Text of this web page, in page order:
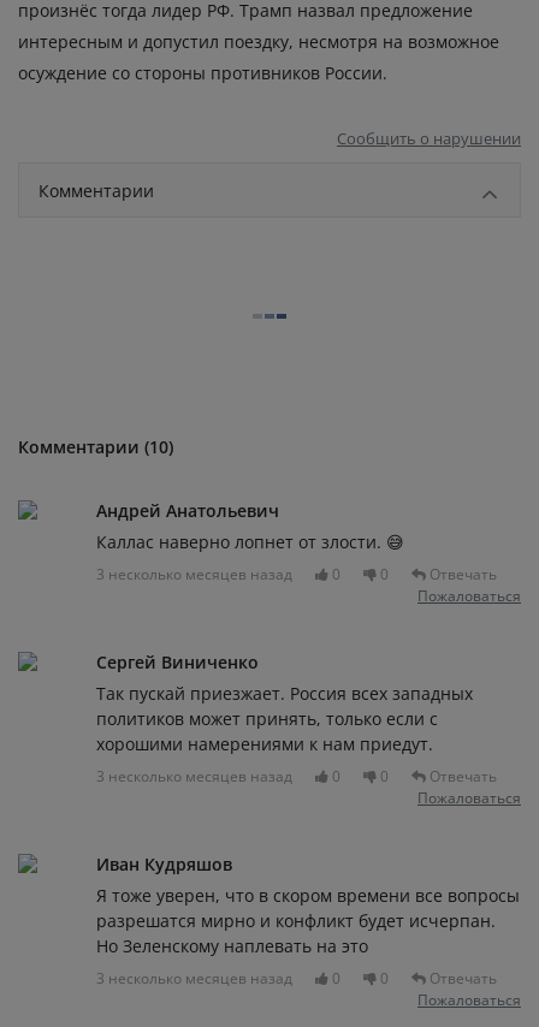
произнёс тогда лидер РФ. Трамп назвал предложение
интересным и допустил поездку, несмотря на возможное
осуждение со стороны противников России.
Сообщить о нарушении
Комментарии
Комментарии (10)
Андрей Анатольевич
Каллас наверно лопнет от злости. 😅
3 несколько месяцев назад 0 0
Отвечать
Пожаловаться
Сергей Виниченко
Так пускай приезжает. Россия всех западных
политиков может принять, только если с
хорошими намерениями к нам приедут.
3 несколько месяцев назад 0 0
Отвечать
Пожаловаться
Иван Кудряшов
Я тоже уверен, что в скором времени все вопросы
разрешатся мирно и конфликт будет исчерпан.
Но Зеленскому наплевать на это
3 несколько месяцев назад 0 0
Отвечать
Пожаловаться